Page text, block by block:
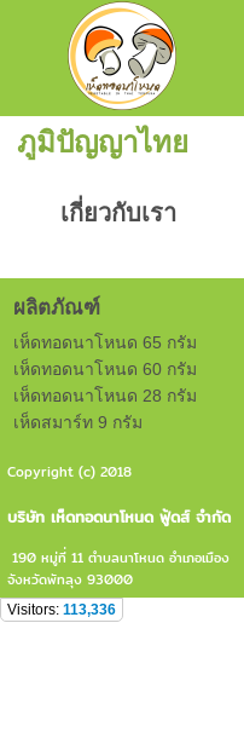
ภูมิปัญญาไทย
เกี่ยวกับเรา
ผลิตภัณฑ์
เห็ดทอดนาโหนด 65 กรัม
เห็ดทอดนาโหนด 60 กรัม
เห็ดทอดนาโหนด 28 กรัม
เห็ดสมาร์ท 9 กรัม
Copyright (c) 2018
บริษัท เห็ดทอดนาโหนด ฟู้ดส์ จำกัด
190 หมู่ที่ 11 ตำบลนาโหนด อำเภอเมือง
จังหวัดพัทลุง 93000
Visitors: 113,336